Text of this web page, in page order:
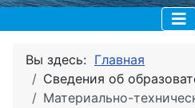
Вы здесь: Главная
Сведения об
Материально-